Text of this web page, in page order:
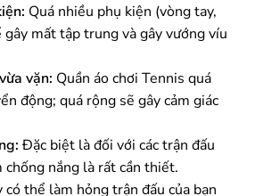
Quá nhiều phụ kiện (vòng tay,
mất tập trung và gây vướng víu
vặn: Quần áo chơi Tennis quá
động; quá rộng sẽ gây cảm giác
Đặc biệt là đối với các trận đấu
chống nắng là rất cần thiết.
có thể làm hỏng trận đấu của bạn